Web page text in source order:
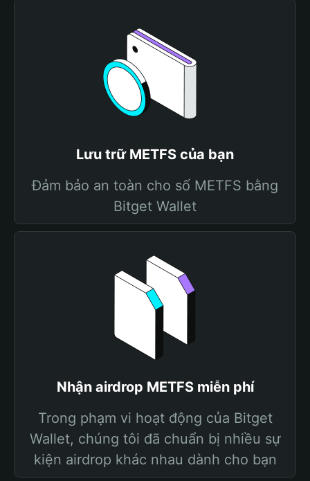
Lưu trữ METFS của bạn
Đảm bảo an toàn cho số METFS bằng
Bitget Wallet
Nhận airdrop METFS miễn phí
Trong phạm vi hoạt động của Bitget
Wallet, chúng tôi đã chuẩn bị nhiều sự
kiện airdrop khác nhau dành cho bạn